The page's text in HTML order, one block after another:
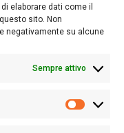
elaborare dati come il
sito. Non
negativamente su alcune
Sempre attivo